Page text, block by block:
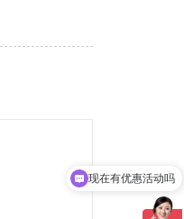
现在有优惠活动吗